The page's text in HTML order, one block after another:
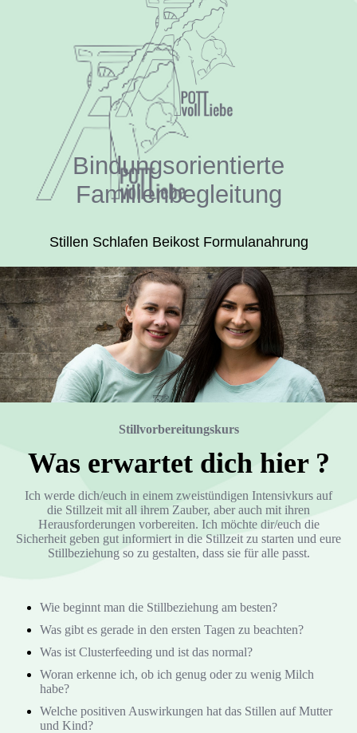
Bindungsorientierte
Familienbegleitung
Stillen Schlafen Beikost Formulanahrung
Stillvorbereitungskurs
Was erwartet dich hier ?
Ich werde dich/euch in einem zweistündigen Intensivkurs auf
die Stillzeit mit all ihrem Zauber, aber auch mit ihren
Herausforderungen vorbereiten. Ich möchte dir/euch die
Sicherheit geben gut informiert in die Stillzeit zu starten und eure
Stillbeziehung so zu gestalten, dass sie für alle passt.
Wie beginnt man die Stillbeziehung am besten?
Was gibt es gerade in den ersten Tagen zu beachten?
Was ist Clusterfeeding und ist das normal?
Woran erkenne ich, ob ich genug oder zu wenig Milch
habe?
Welche positiven Auswirkungen hat das Stillen auf Mutter
und Kind?